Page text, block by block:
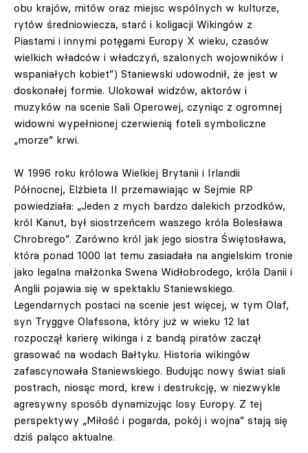
obu krajów, mitów oraz miejsc wspólnych w kulturze,
rytów średniowiecza, starć i koligacji Wikingów z
Piastami i innymi potęgami Europy X wieku, czasów
wielkich władców i władczyń, szalonych wojowników i
wspaniałych kobiet”) Staniewski udowodnił, że jest w
doskonałej formie. Ulokował widzów, aktorów i
muzyków na scenie Sali Operowej, czyniąc z ogromnej
widowni wypełnionej czerwienią foteli symboliczne
„morze” krwi.
W 1996 roku królowa Wielkiej Brytanii i Irlandii
Północnej, Elżbieta II przemawiając w Sejmie RP
powiedziała: „Jeden z mych bardzo dalekich przodków,
król Kanut, był siostrzeńcem waszego króla Bolesława
Chrobrego”. Zarówno król jak jego siostra Świętosława,
która ponad 1000 lat temu zasiadała na angielskim tronie
jako legalna małżonka Swena Widłobrodego, króla Danii i
Anglii pojawia się w spektaklu Staniewskiego.
Legendarnych postaci na scenie jest więcej, w tym Olaf,
syn Tryggve Olafssona, który już w wieku 12 lat
rozpoczął karierę wikinga i z bandą piratów zaczął
grasować na wodach Bałtyku. Historia wikingów
zafascynowała Staniewskiego. Budując nowy świat siali
postrach, niosąc mord, krew i destrukcję, w niezwykle
agresywny sposób dynamizując losy Europy. Z tej
perspektywy „Miłość i pogarda, pokój i wojna” stają się
dziś paląco aktualne.